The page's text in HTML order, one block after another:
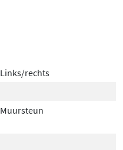
Links/rechts
Muursteun